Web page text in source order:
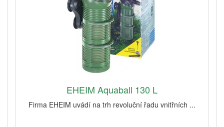
EHEIM Aquaball 130 L
Firma EHEIM uvádí na trh revoluční řadu vnitřních ...